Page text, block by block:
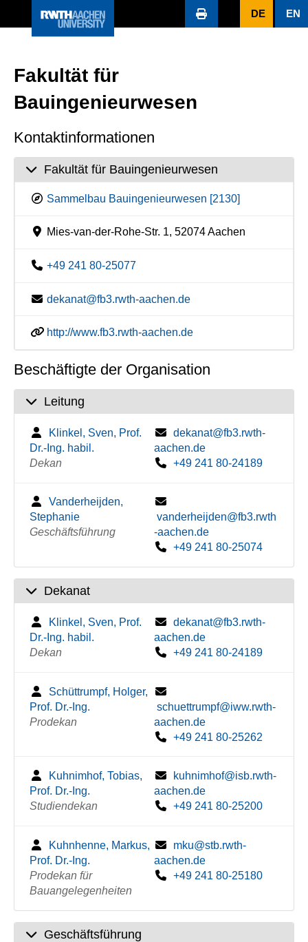
DE EN
Fakultät für
Bauingenieurwesen
Kontaktinformationen
Fakultät für Bauingenieurwesen
Sammelbau Bauingenieurwesen [2130]
Mies-van-der-Rohe-Str. 1, 52074 Aachen
+49 241 80-25077
dekanat@fb3.rwth-aachen.de
http://www.fb3.rwth-aachen.de
Beschäftigte der Organisation
Leitung
Klinkel, Sven, Prof.
Dr.-Ing. habil.
Dekan
dekanat@fb3.rwth-
aachen.de
+49 241 80-24189
Vanderheijden,
Stephanie
Geschäftsführung
vanderheijden@fb3.rwth
-aachen.de
+49 241 80-25074
Dekanat
Klinkel, Sven, Prof.
Dr.-Ing. habil.
Dekan
dekanat@fb3.rwth-
aachen.de
+49 241 80-24189
Schüttrumpf, Holger,
Prof. Dr.-Ing.
Prodekan
schuettrumpf@iww.rwth-
aachen.de
+49 241 80-25262
Kuhnimhof, Tobias,
Prof. Dr.-Ing.
Studiendekan
kuhnimhof@isb.rwth-
aachen.de
+49 241 80-25200
Kuhnhenne, Markus,
Prof. Dr.-Ing.
Prodekan für
Bauangelegenheiten
mku@stb.rwth-
aachen.de
+49 241 80-25180
Geschäftsführung